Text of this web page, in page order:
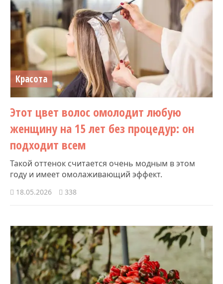
Красота
Этот цвет волос омолодит любую
женщину на 15 лет без процедур: он
подходит всем
Такой оттенок считается очень модным в этом
году и имеет омолаживающий эффект.
18.05.2026 338